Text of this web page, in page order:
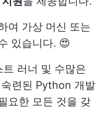
여 가상 머신 또는
있습니다. 😍
러너 및 수많은
련된 Python 개발
요한 모든 것을 갖